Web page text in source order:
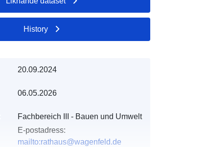
History
20.09.2024
06.05.2026
Fachbereich III - Bauen und Umwelt
E-postadress:
mailto:rathaus@wagenfeld.de